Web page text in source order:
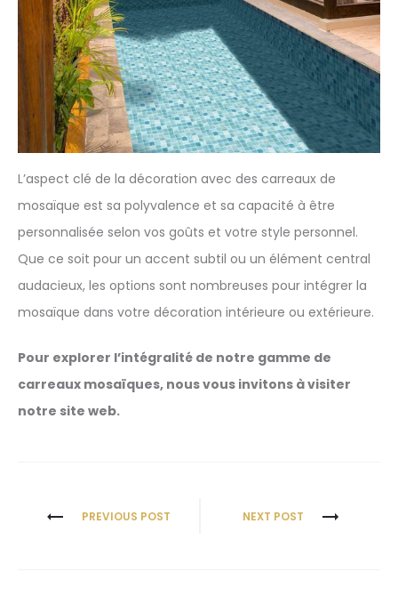
L’aspect clé de la décoration avec des carreaux de
mosaïque est sa polyvalence et sa capacité à être
personnalisée selon vos goûts et votre style personnel.
Que ce soit pour un accent subtil ou un élément central
audacieux, les options sont nombreuses pour intégrer la
mosaïque dans votre décoration intérieure ou extérieure.
Pour explorer l’intégralité de notre gamme de
carreaux mosaïques, nous vous invitons à visiter
notre site web.
PREVIOUS POST NEXT POST